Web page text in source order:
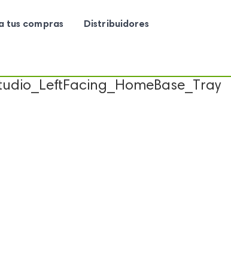
tus compras Distribuidores